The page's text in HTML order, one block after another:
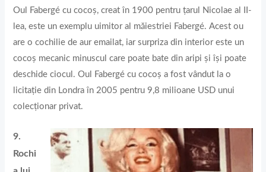
Oul Fabergé cu cocoș, creat în 1900 pentru țarul Nicolae al II-
lea, este un exemplu uimitor al măiestriei Fabergé. Acest ou
are o cochilie de aur emailat, iar surpriza din interior este un
cocoș mecanic minuscul care poate bate din aripi și își poate
deschide ciocul. Oul Fabergé cu cocoș a fost vândut la o
licitație din Londra în 2005 pentru 9,8 milioane USD unui
colecționar privat.
9.
Rochi